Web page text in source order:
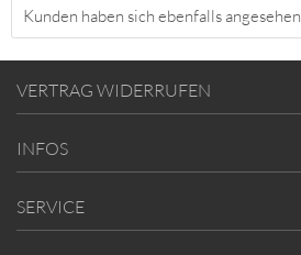
Kunden haben sich ebenfalls angesehen
VERTRAG WIDERRUFEN
INFOS
SERVICE